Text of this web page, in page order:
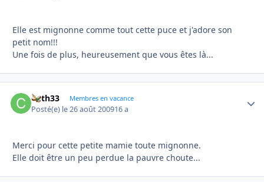
Elle est mignonne comme tout cette puce et j'adore son
petit nom!!!
Une fois de plus, heureusement que vous êtes là...
Cath33 Membres en vacance
Posté(e) le 26 août 200916 a
Merci pour cette petite mamie toute mignonne.
Elle doit être un peu perdue la pauvre choute...